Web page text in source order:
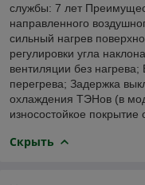
службы: 7 лет
направленного
сильный нагрев
регулировки угла
вентиляции без
перегрева; Задержка
охлаждения ТЭНов (в
износостойкое
Скрыть